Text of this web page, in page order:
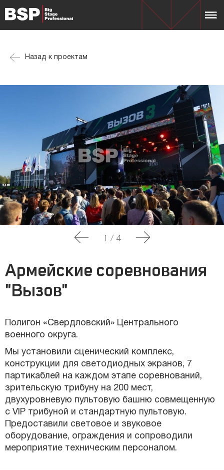
Назад к проектам
1 / 4
Армейские соревнования
"Вызов"
Полигон «Свердловский» Центрального
военного округа.
Мы установили сценический комплекс,
конструкции для светодиодных экранов, 7
партикаблей на каждом этапе соревнований,
зрительскую трибуну на 200 мест,
двухуровневую пультовую башню совмещенную
с VIP трибуной и стандартную пультовую.
Предоставили световое и звуковое
оборудование, ограждения и сопроводили
мероприятие техническим персоналом.